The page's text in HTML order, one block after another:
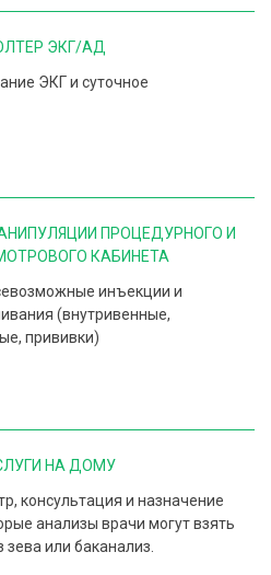
ЭКГ/АД
ЭКГ и суточное
ПРОЦЕДУРНОГО И
КАБИНЕТА
инъекции и
(внутривенные,
прививки)
НА ДОМУ
консультация и назначение
анализы врачи могут взять
или баканализ.